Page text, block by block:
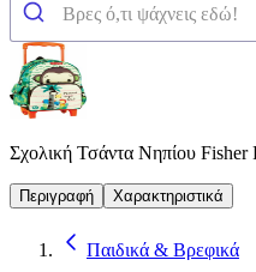
Σχολική Τσάντα Νηπίου Fisher
Περιγραφή Χαρακτηριστικά
Παιδικά & Βρεφικά